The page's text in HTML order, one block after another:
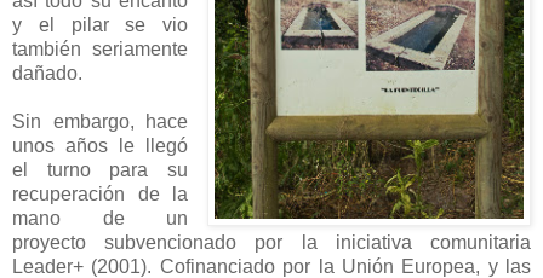
y el pilar se vio
también seriamente
dañado.
Sin embargo, hace
unos años le llegó
el turno para su
recuperación de la
mano de un
proyecto subvencionado por la iniciativa comunitaria
Leader+ (2001). Cofinanciado por la Unión Europea, y las